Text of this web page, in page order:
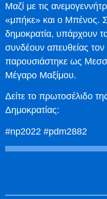
Μαζί με τις
«μπήκε» και ο Μπένος.
δημοκρατία, υπάρχουν
συνδέουν απευθείας
παρουσιάστηκε ως
Μέγαρο Μαξίμου.
Δείτε το πρωτοσέλιδο
Δημοκρατίας:
#np2022 #pdm2882